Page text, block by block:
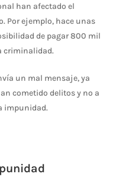
han afectado el
Por ejemplo, hace unas
de pagar 800 mil
criminalidad.
un mal mensaje, ya
cometido delitos y no a
impunidad.